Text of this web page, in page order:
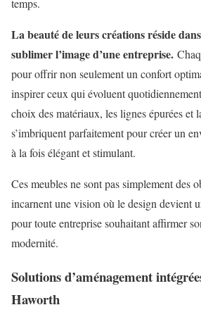
La beauté de leurs créations réside
sublimer l’image d’une entreprise.
pour offrir non seulement un confort
inspirer ceux qui évoluent
choix des matériaux, les lignes épurées et
s’imbriquent parfaitement pour créer un
à la fois élégant et stimulant.
Ces meubles ne sont pas simplement des
incarnent une vision où le design devient
pour toute entreprise souhaitant affirmer
modernité.
Solutions d’aménagement
Haworth